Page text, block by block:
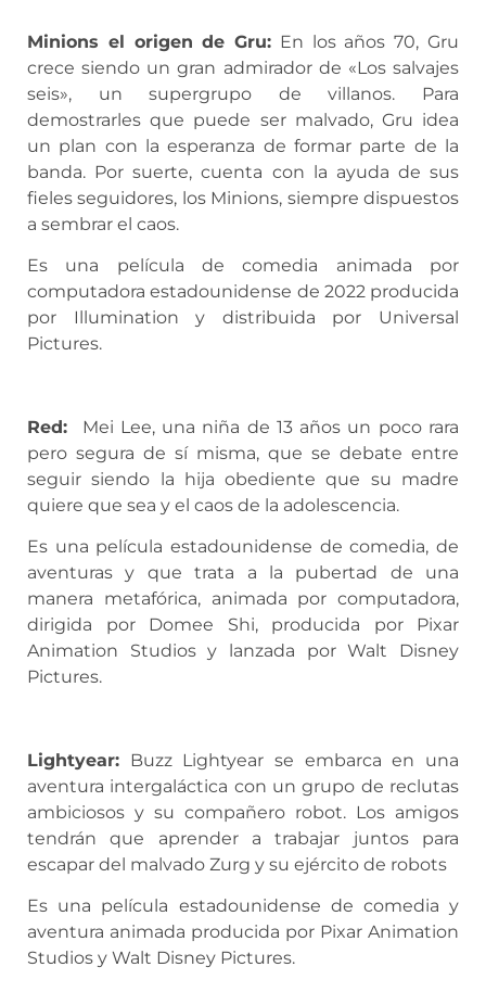
Minions el origen de Gru: En los años 70, Gru
crece siendo un gran admirador de «Los salvajes
seis», un supergrupo de villanos. Para
demostrarles que puede ser malvado, Gru idea
un plan con la esperanza de formar parte de la
banda. Por suerte, cuenta con la ayuda de sus
fieles seguidores, los Minions, siempre dispuestos
a sembrar el caos.
Es una película de comedia animada por
computadora estadounidense de 2022 producida
por Illumination y distribuida por Universal
Pictures.
Red:
Mei Lee, una niña de 13 años un poco rara
pero segura de sí misma, que se debate entre
seguir siendo la hija obediente que su madre
quiere que sea y el caos de la adolescencia.
Es una película estadounidense de comedia, de
aventuras y que trata a la pubertad de una
manera metafórica, animada por computadora,
dirigida por Domee Shi, producida por Pixar
Animation Studios y lanzada por Walt Disney
Pictures.
Lightyear: Buzz Lightyear se embarca en una
aventura intergaláctica con un grupo de reclutas
ambiciosos y su compañero robot. Los amigos
tendrán que aprender a trabajar juntos para
escapar del malvado Zurg y su ejército de robots
Es una película estadounidense de comedia y
aventura animada producida por Pixar Animation
Studios y Walt Disney Pictures.